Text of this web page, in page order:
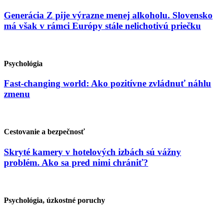
Generácia Z pije výrazne menej alkoholu. Slovensko
má však v rámci Európy stále nelichotivú priečku
Psychológia
Fast-changing world: Ako pozitívne zvládnuť náhlu
zmenu
Cestovanie a bezpečnosť
Skryté kamery v hotelových izbách sú vážny
problém. Ako sa pred nimi chrániť?
Psychológia, úzkostné poruchy